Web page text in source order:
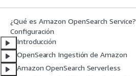
¿Qué es Amazon OpenSearch Service?
Configuración
Introducción
OpenSearch Ingestión de Amazon
Amazon OpenSearch Serverless